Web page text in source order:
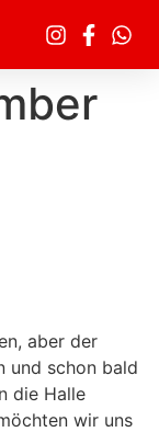
aber der
und schon bald
die Halle
wir uns